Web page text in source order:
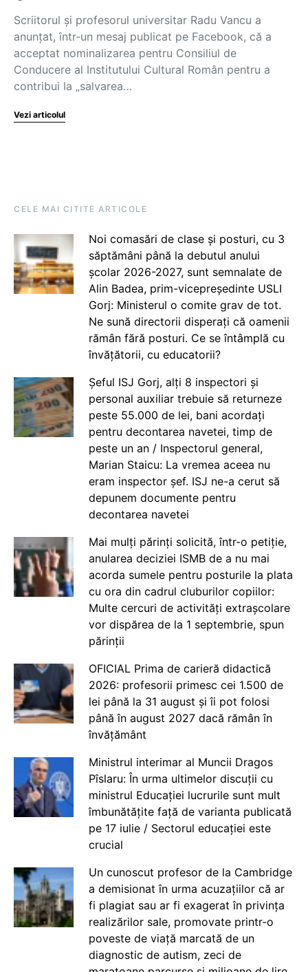
Scriitorul și profesorul universitar Radu Vancu a
anunțat, într-un mesaj publicat pe Facebook, că a
acceptat nominalizarea pentru Consiliul de
Conducere al Institutului Cultural Român pentru a
contribui la „salvarea…
Vezi articolul
CELE MAI CITITE ARTICOLE
Noi comasări de clase și posturi, cu 3
săptămâni până la debutul anului
școlar 2026-2027, sunt semnalate de
Alin Badea, prim-vicepreședinte USLI
Gorj: Ministerul o comite grav de tot.
Ne sună directorii disperați că oamenii
rămân fără posturi. Ce se întâmplă cu
învățătorii, cu educatorii?
Șeful ISJ Gorj, alți 8 inspectori și
personal auxiliar trebuie să returneze
peste 55.000 de lei, bani acordați
pentru decontarea navetei, timp de
peste un an / Inspectorul general,
Marian Staicu: La vremea aceea nu
eram inspector șef. ISJ ne-a cerut să
depunem documente pentru
decontarea navetei
Mai mulți părinți solicită, într-o petiție,
anularea deciziei ISMB de a nu mai
acorda sumele pentru posturile la plata
cu ora din cadrul cluburilor copiilor:
Multe cercuri de activități extrașcolare
vor dispărea de la 1 septembrie, spun
părinții
OFICIAL Prima de carieră didactică
2026: profesorii primesc cei 1.500 de
lei până la 31 august și îi pot folosi
până în august 2027 dacă rămân în
învățământ
Ministrul interimar al Muncii Dragos
Pîslaru: În urma ultimelor discuții cu
ministrul Educației lucrurile sunt mult
îmbunătățite față de varianta publicată
pe 17 iulie / Sectorul educației este
crucial
Un cunoscut profesor de la Cambridge
a demisionat în urma acuzațiilor că ar
fi plagiat sau ar fi exagerat în privința
realizărilor sale, promovate printr-o
poveste de viață marcată de un
diagnostic de autism, zeci de